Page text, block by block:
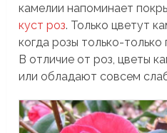
камелии напоминает
куст роз. Только цветут
когда розы только-
В отличие от роз, цветы
или обладают совсем